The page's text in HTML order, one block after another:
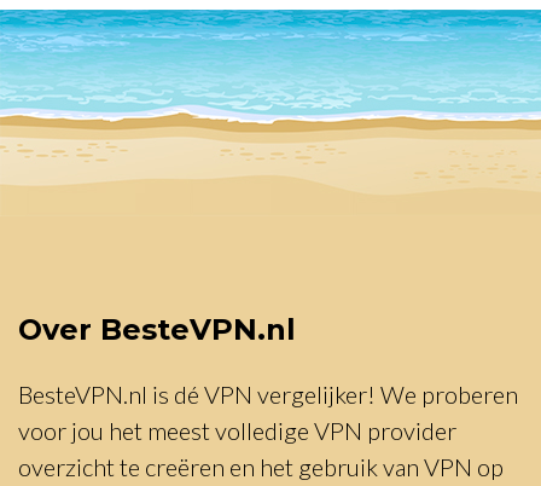
Over BesteVPN.nl
BesteVPN.nl is dé VPN vergelijker! We proberen
voor jou het meest volledige VPN provider
overzicht te creëren en het gebruik van VPN op